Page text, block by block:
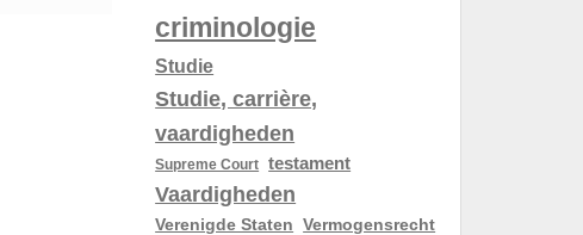
criminologie
Studie
Studie, carrière,
vaardigheden
Supreme Court testament
Vaardigheden
Verenigde Staten
Vermogensrecht